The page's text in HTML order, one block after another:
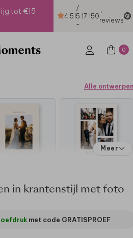
tot €15
4.51
/
5
-
17.150+
reviews
0
Alle ontwerpen
Meer
in krantenstijl met foto
met code GRATISPROEF